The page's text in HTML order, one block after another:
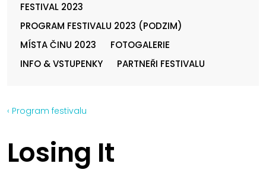
FESTIVAL 2023
PROGRAM FESTIVALU 2023 (PODZIM)
MÍSTA ČINU 2023
FOTOGALERIE
INFO & VSTUPENKY
PARTNEŘI FESTIVALU
‹ Program festivalu
Losing It